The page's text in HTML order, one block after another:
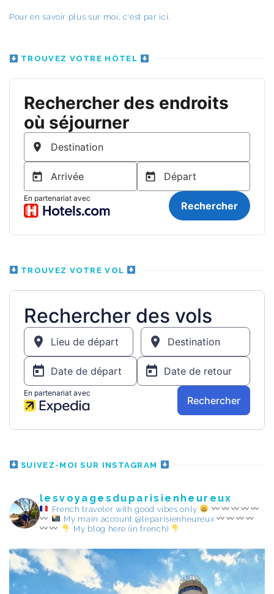
Pour en savoir plus sur moi, c'est par ici.
TROUVEZ VOTRE HÔTEL
TROUVEZ VOTRE VOL
SUIVEZ-MOI SUR INSTAGRAM
lesvoyagesduparisienheureux
French traveler with good vibes only
My main account @leparisienheureux
My blog here (in french)